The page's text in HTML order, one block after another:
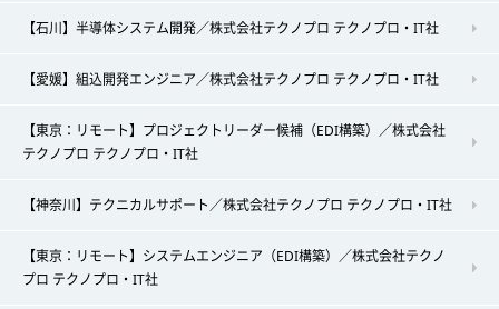
【石川】半導体システム開発／株式会社テクノプロ テクノプロ・IT社
【愛媛】組込開発エンジニア／株式会社テクノプロ テクノプロ・IT社
【東京：リモート】プロジェクトリーダー候補（EDI構築）／株式会社
テクノプロ テクノプロ・IT社
【神奈川】テクニカルサポート／株式会社テクノプロ テクノプロ・IT社
【東京：リモート】システムエンジニア（EDI構築）／株式会社テクノ
プロ テクノプロ・IT社